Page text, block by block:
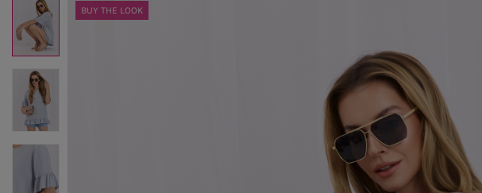
BUY THE LOOK